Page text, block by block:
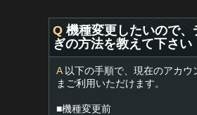
Q 機種変更したいので、
ぎの方法を教えて下さい
A以下の手順で、現在のアカウ
まご利用いただけます。
■機種変更前